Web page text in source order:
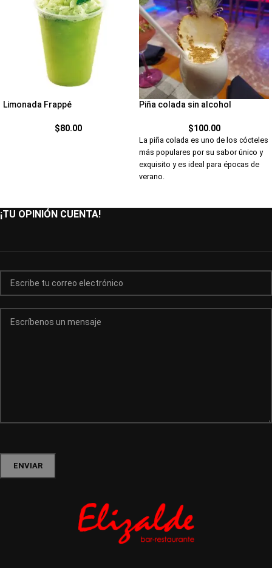
Limonada Frappé
$80.00
Piña colada sin alcohol
$100.00
La piña colada es uno de los cócteles
más populares por su sabor único y
exquisito y es ideal para épocas de
verano.
¡TU OPINIÓN CUENTA!